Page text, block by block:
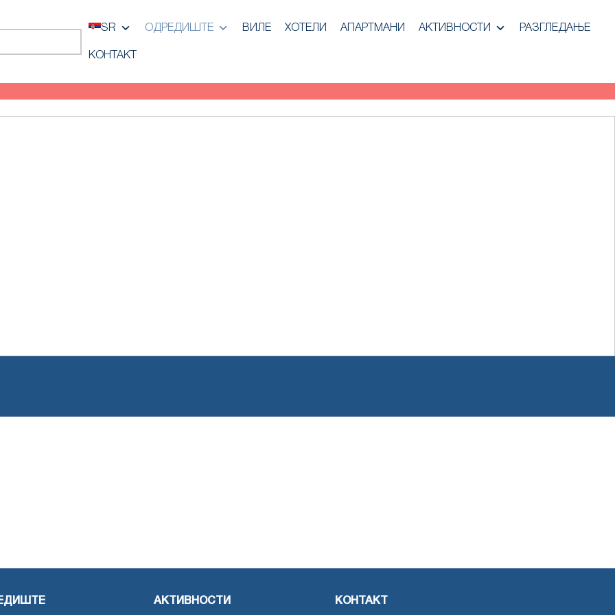
SR ОДРЕДИШТЕ ВИЛЕ ХОТЕЛИ АПАРТМАНИ АКТИВНОСТИ РАЗГЛЕДАЊЕ
КОНТАКТ
АКТИВНОСТИ КОНТАКТ